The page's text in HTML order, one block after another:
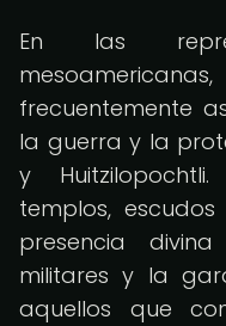
En las
frecuentemente
la guerra y la
y
templos,
presencia
militares y la
aquellos que